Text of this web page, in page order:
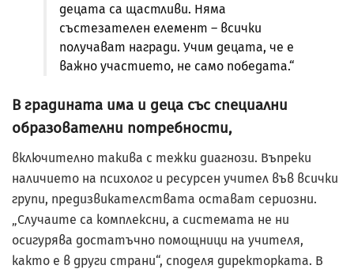
децата са щастливи. Няма
състезателен елемент – всички
получават награди. Учим децата, че е
важно участието, не само победата.“
В градината има и деца със специални
образователни потребности,
включително такива с тежки диагнози. Въпреки
наличието на психолог и ресурсен учител във всички
групи, предизвикателствата остават сериозни.
„Случаите са комплексни, а системата не ни
осигурява достатъчно помощници на учителя,
както е в други страни“, споделя директорката. В